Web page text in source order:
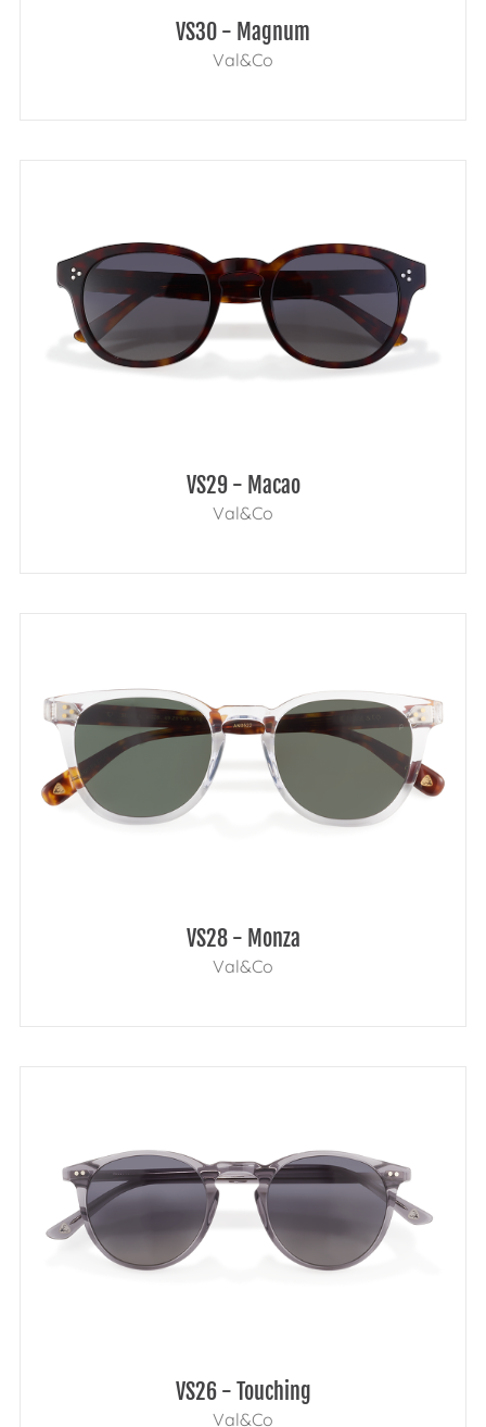
VS30 - Magnum
Val&Co
VS29 - Macao
Val&Co
VS28 - Monza
Val&Co
VS26 - Touching
Val&Co